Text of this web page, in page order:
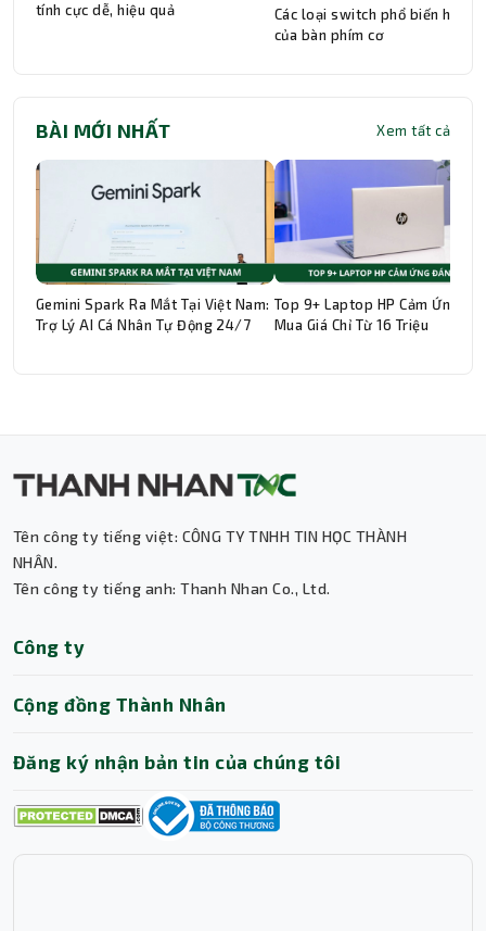
tính cực dễ, hiệu quả
Các loại switch phổ biến hiện
của bàn phím cơ
BÀI MỚI NHẤT Xem tất cả
Gemini Spark Ra Mắt Tại Việt Nam:
Trợ Lý AI Cá Nhân Tự Động 24/7
Top 9+ Laptop HP Cảm Ứng
Mua Giá Chỉ Từ 16 Triệu
Tên công ty tiếng việt: CÔNG TY TNHH TIN HỌC THÀNH
NHÂN.
Tên công ty tiếng anh: Thanh Nhan Co., Ltd.
Công ty
Cộng đồng Thành Nhân
Đăng ký nhận bản tin của chúng tôi
Trợ lý AI • Phản hồi tức thì